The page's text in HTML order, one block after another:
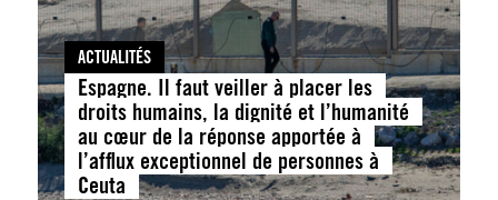
ACTUALITÉS
Espagne. Il faut veiller à placer les
droits humains, la dignité et l’humanité
au cœur de la réponse apportée à
l’afflux exceptionnel de personnes à
Ceuta